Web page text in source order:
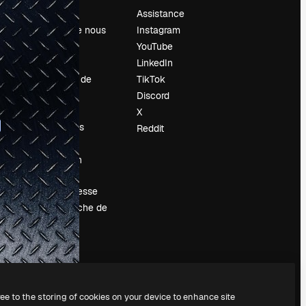
Prix
À propos de nous
Avis
Carrières
Tendances de
recherche
Blog
Événements
Slidesgo
Vendre mon
contenu
Salle de presse
À la recherche de
magnific.ai
Assistance
Instagram
YouTube
LinkedIn
TikTok
Discord
X
Reddit
to the storing of cookies on your device to enhance site